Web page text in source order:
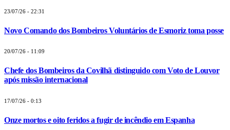
23/07/26 - 22:31
Novo Comando dos Bombeiros Voluntários de Esmoriz toma posse
20/07/26 - 11:09
Chefe dos Bombeiros da Covilhã distinguido com Voto de Louvor
após missão internacional
17/07/26 - 0:13
Onze mortos e oito feridos a fugir de incêndio em Espanha